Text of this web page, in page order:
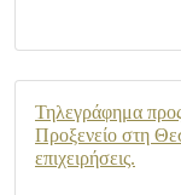
Τηλεγράφημα
Προξενείο στη
επιχειρήσεις.